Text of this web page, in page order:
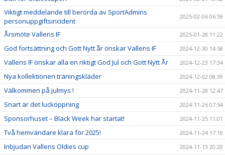
Viktigt meddelande till berörda av SportAdmins
personuppgiftsincident
2025-02-06 06:59
Årsmöte Vallens IF 2025-01-28 11:22
God fortsättning och Gott Nytt år önskar Vallens IF 2024-12-30 14:58
Vallens IF önskar alla en riktigt God Jul och Gott Nytt År 2024-12-23 17:34
Nya kollektionen träningskläder 2024-12-02 08:39
Välkommen på julmys ! 2024-11-28 12:47
Snart är det lucköppning 2024-11-26 07:54
Sponsorhuset – Black Week har startat! 2024-11-25 11:01
Två hemvändare klara för 2025! 2024-11-24 17:10
Inbjudan Vallens Oldies cup 2024-11-13 20:20